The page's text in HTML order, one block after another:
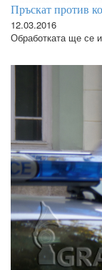
Пръскат против
12.03.2016
Обработката ще се